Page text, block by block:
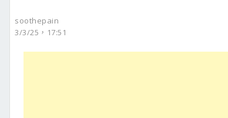
soothepain
3/3/25，17:51